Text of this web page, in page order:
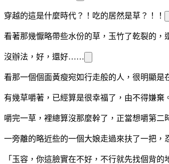
穿越的這是什麼時代？！吃的居然是草？！！
看著那幾懨略帶些水份的草，玉竹了乾裂的 ，
沒辦法， 好 ，還好……
看那一個個面黃瘦宛如行走般的人，很明顯是
有幾草嚼著，已經算是很幸福了，由不得嫌棄
嚼完一草， 裡總算沒那麼幹了，正當想嚼第二
一旁離的略近些的一個大娘走過來扶了一把，
「玉容，你這臉實在不好，不行就先找個背的